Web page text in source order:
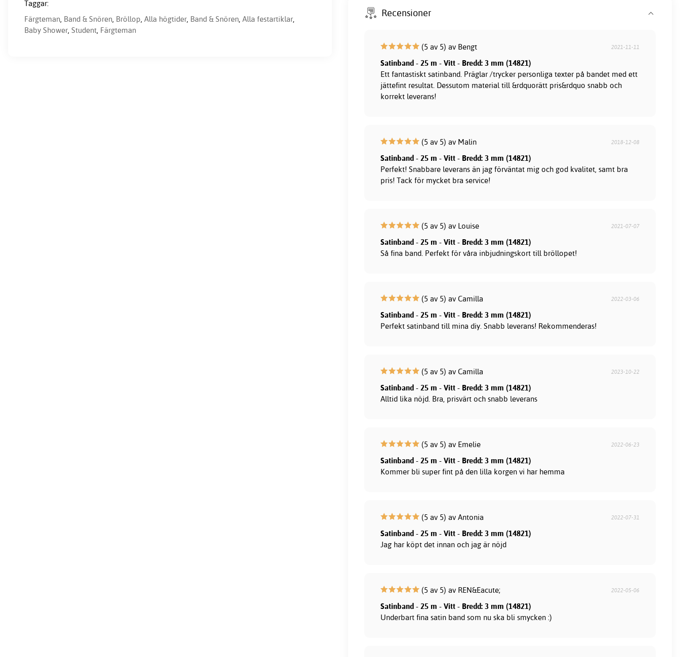
Taggar:
Färgteman, Band & Snören, Bröllop, Alla högtider, Band & Snören, Alla festartiklar,
Baby Shower, Student, Färgteman
Recensioner
(5 av 5) av Bengt 2021-11-11
Satinband - 25 m - Vitt - Bredd: 3 mm (14821)
Ett fantastiskt satinband. Präglar /trycker personliga texter på bandet med ett
jättefint resultat. Dessutom material till &rdquorätt pris&rdquo snabb och
korrekt leverans!
(5 av 5) av Malin 2018-12-08
Satinband - 25 m - Vitt - Bredd: 3 mm (14821)
Perfekt! Snabbare leverans än jag förväntat mig och god kvalitet, samt bra
pris! Tack för mycket bra service!
(5 av 5) av Louise 2021-07-07
Satinband - 25 m - Vitt - Bredd: 3 mm (14821)
Så fina band. Perfekt för våra inbjudningskort till bröllopet!
(5 av 5) av Camilla 2022-03-06
Satinband - 25 m - Vitt - Bredd: 3 mm (14821)
Perfekt satinband till mina diy. Snabb leverans! Rekommenderas!
(5 av 5) av Camilla 2023-10-22
Satinband - 25 m - Vitt - Bredd: 3 mm (14821)
Alltid lika nöjd. Bra, prisvärt och snabb leverans
(5 av 5) av Emelie 2022-06-23
Satinband - 25 m - Vitt - Bredd: 3 mm (14821)
Kommer bli super fint på den lilla korgen vi har hemma
(5 av 5) av Antonia 2022-07-31
Satinband - 25 m - Vitt - Bredd: 3 mm (14821)
Jag har köpt det innan och jag är nöjd
(5 av 5) av REN&Eacute; 2022-05-06
Satinband - 25 m - Vitt - Bredd: 3 mm (14821)
Underbart fina satin band som nu ska bli smycken :)